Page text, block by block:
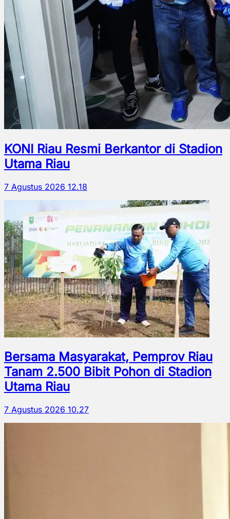
KONI Riau Resmi Berkantor di Stadion
Utama Riau
7 Agustus 2026 12.18
Bersama Masyarakat, Pemprov Riau
Tanam 2.500 Bibit Pohon di Stadion
Utama Riau
7 Agustus 2026 10.27